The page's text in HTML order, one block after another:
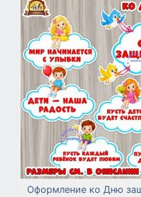
Оформление ко Дню